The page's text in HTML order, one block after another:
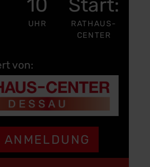
10
UHR
Start:
RATHAUS-
CENTER
von:
ANMELDUNG